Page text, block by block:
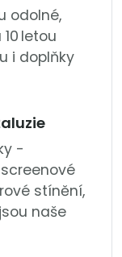
odolné,
letou
i doplňky
-
stínění,
naše